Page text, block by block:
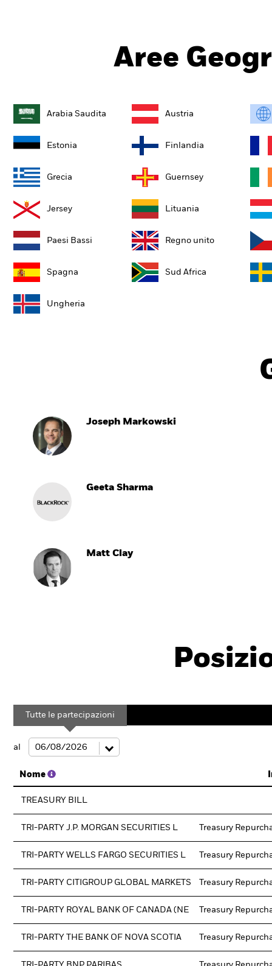
Aree
Arabia Saudita Austria
Estonia Finlandia
Grecia Guernsey
Jersey Lituania
Paesi Bassi Regno unito
Spagna Sud Africa
Ungheria
Joseph Markowski
Geeta Sharma
Matt Clay
Tutte le partecipazioni
al
Nome
TREASURY BILL
TRI-PARTY J.P. MORGAN SECURITIES L Treasury
TRI-PARTY WELLS FARGO SECURITIES L Treasury
TRI-PARTY CITIGROUP GLOBAL MARKETS Treasury
TRI-PARTY ROYAL BANK OF CANADA (NE Treasury
TRI-PARTY THE BANK OF NOVA SCOTIA Treasury